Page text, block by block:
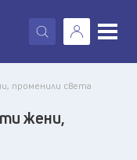
X
променили света
жени,